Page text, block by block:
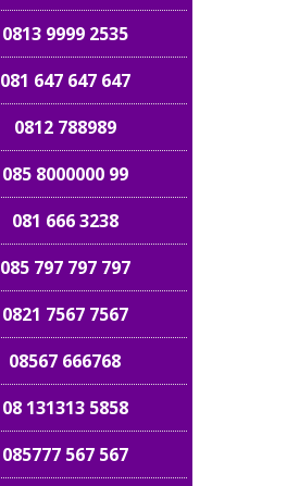
0813 9999 2535
081 647 647 647
0812 788989
085 8000000 99
081 666 3238
085 797 797 797
0821 7567 7567
08567 666768
08 131313 5858
085777 567 567